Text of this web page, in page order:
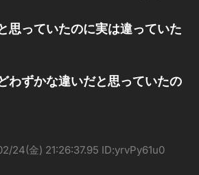
思っていたのに実は違っていた
わずかな違いだと思っていたの
24(金) 21:26:37.95 ID:yrvPy61u0